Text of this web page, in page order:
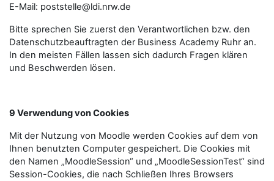
E-Mail: poststelle@ldi.nrw.de
Bitte sprechen Sie zuerst den Verantwortlichen bzw. den
Datenschutzbeauftragten der Business Academy Ruhr an.
In den meisten Fällen lassen sich dadurch Fragen klären
und Beschwerden lösen.
9 Verwendung von Cookies
Mit der Nutzung von Moodle werden Cookies auf dem von
Ihnen benutzten Computer gespeichert. Die Cookies mit
den Namen „MoodleSession“ und „MoodleSessionTest“ sind
Session-Cookies, die nach Schließen Ihres Browsers